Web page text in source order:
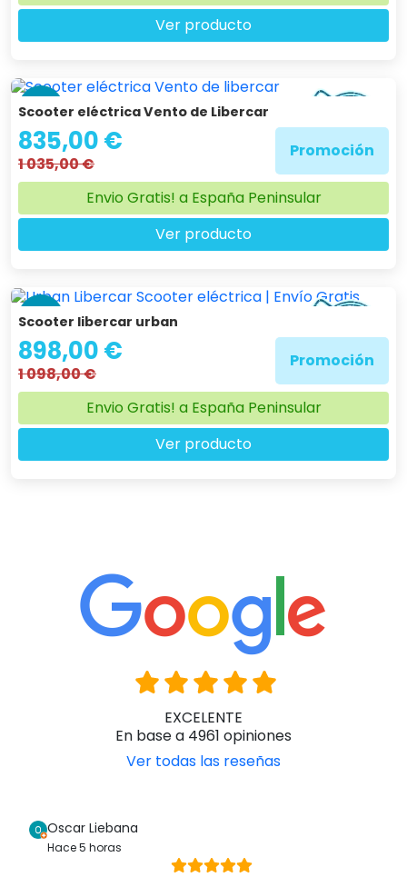
Ver producto
-19 %
Scooter eléctrica Vento de Libercar
835,00 €
1 035,00 €
Promoción
Envio Gratis! a España Peninsular
Ver producto
-18 %
Scooter libercar urban
898,00 €
1 098,00 €
Promoción
Envio Gratis! a España Peninsular
Ver producto
EXCELENTE
En base a 4961 opiniones
Ver todas las reseñas
Oscar Liebana
Hace 5 horas